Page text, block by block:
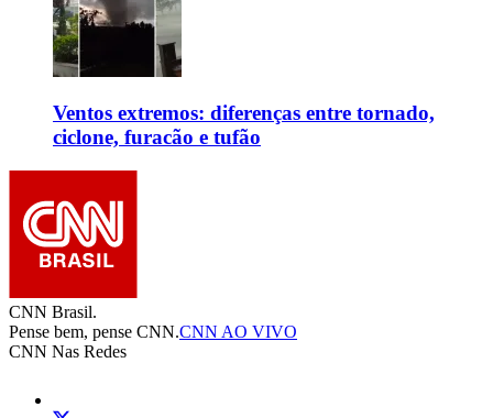
Ventos extremos: diferenças entre tornado,
ciclone, furacão e tufão
CNN Brasil.
Pense bem, pense CNN.CNN AO VIVO
CNN Nas Redes